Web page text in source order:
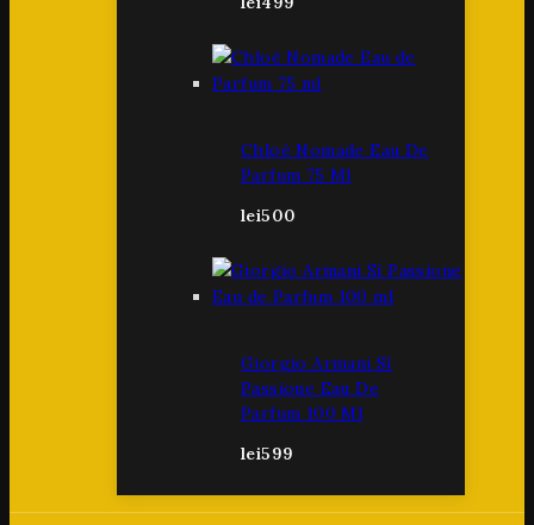
Chloé Nomade Eau De
Parfum 75 Ml
lei500
Giorgio Armani Sì
Passione Eau De
Parfum 100 Ml
lei599